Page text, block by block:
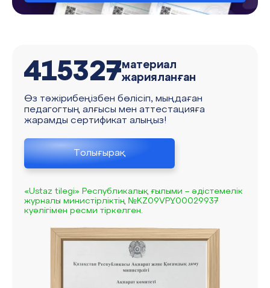
415327материал
жарияланған
Өз тәжірибеңізбен бөлісіп, мыңдаған
педагогтың алғысы мен аттестацияға
жарамды сертификат алыңыз!
Толығырақ
«Ustaz tilegi» Республикалық ғылыми – әдістемелік
журналы министірліктің №KZ09VPY00029937
куәлігімен ресми тіркелген.